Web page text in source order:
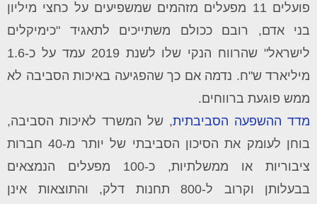
פועלים 11 מפעלים מזהמים שמשפיעים על כחצי מיליון
בני אדם, רובם ככולם משתייכים לתאגיד "כימיקלים
לישראל" ש
הרווח הנקי שלו לשנת 2019 עמד על כ-1.6
מיליארד ש"ח. נדמה אם כך שהפגיעה באיכות הסביבה לא
ממש פוגעת ברווחים.
מדד ההשפעה הסביבתית, של המשרד לאיכות הסביבה,
בוחן לעומק את הסיכון הסביבתי של יותר מ-40 חברות
ציבוריות או ממשלתיות, כ-100 מפעלים הנמצאים
בבעלותן וקרוב ל-800 תחנות דלק, והתוצאות אינן